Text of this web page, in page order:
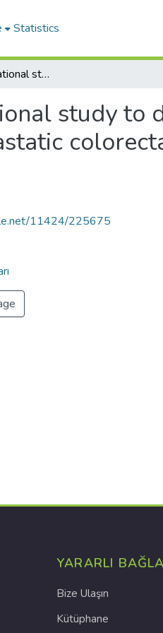
Statistics
Results of observational study to determine K-ras mutation rates in 2458 patients with metastatic colorectal cancer in Turkey (TURKRAS Study).
study to
11424/225675
YARARLI
Bize Ulaşın
Kütüphane